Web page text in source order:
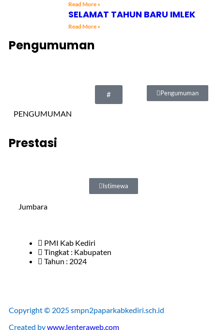
Read More »
SELAMAT TAHUN BARU IMLEK
Read More »
Pengumuman
Pengumuman
#
PENGUMUMAN
Prestasi
Istimewa
Jumbara
PMI Kab Kediri
Tingkat : Kabupaten
Tahun : 2024
Copyright © 2025 smpn2paparkabkediri.sch.id
Created bywww.lenteraweb.com